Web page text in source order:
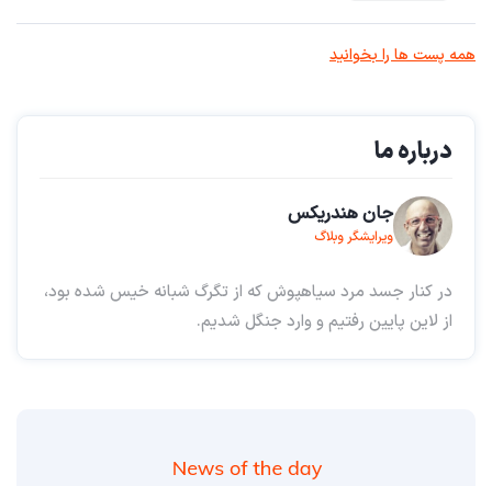
همه پست ها را بخوانید
درباره ما
جان هندریکس
ویرایشگر وبلاگ
در کنار جسد مرد سیاهپوش که از تگرگ شبانه خیس شده بود،
از لاین پایین رفتیم و وارد جنگل شدیم.